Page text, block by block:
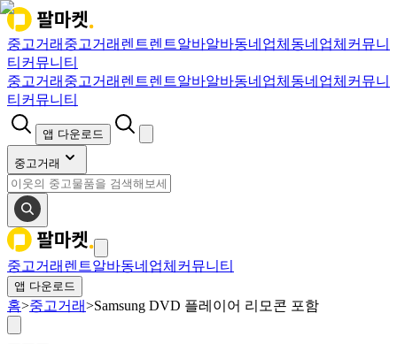
중고거래 중고거래 렌트렌트알바알바동네업체 동네업체 커뮤니
티 커뮤니티
중고거래 중고거래 렌트렌트알바알바동네업체 동네업체 커뮤니
티 커뮤니티
앱 다운로드
중고거래
중고거래 렌트알바동네업체 커뮤니티
앱 다운로드
홈>중고거래>Samsung DVD 플레이어 리모콘 포함